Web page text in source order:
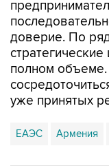
доверие. По
полном объеме.
уже принятых
ЕАЭС Армения